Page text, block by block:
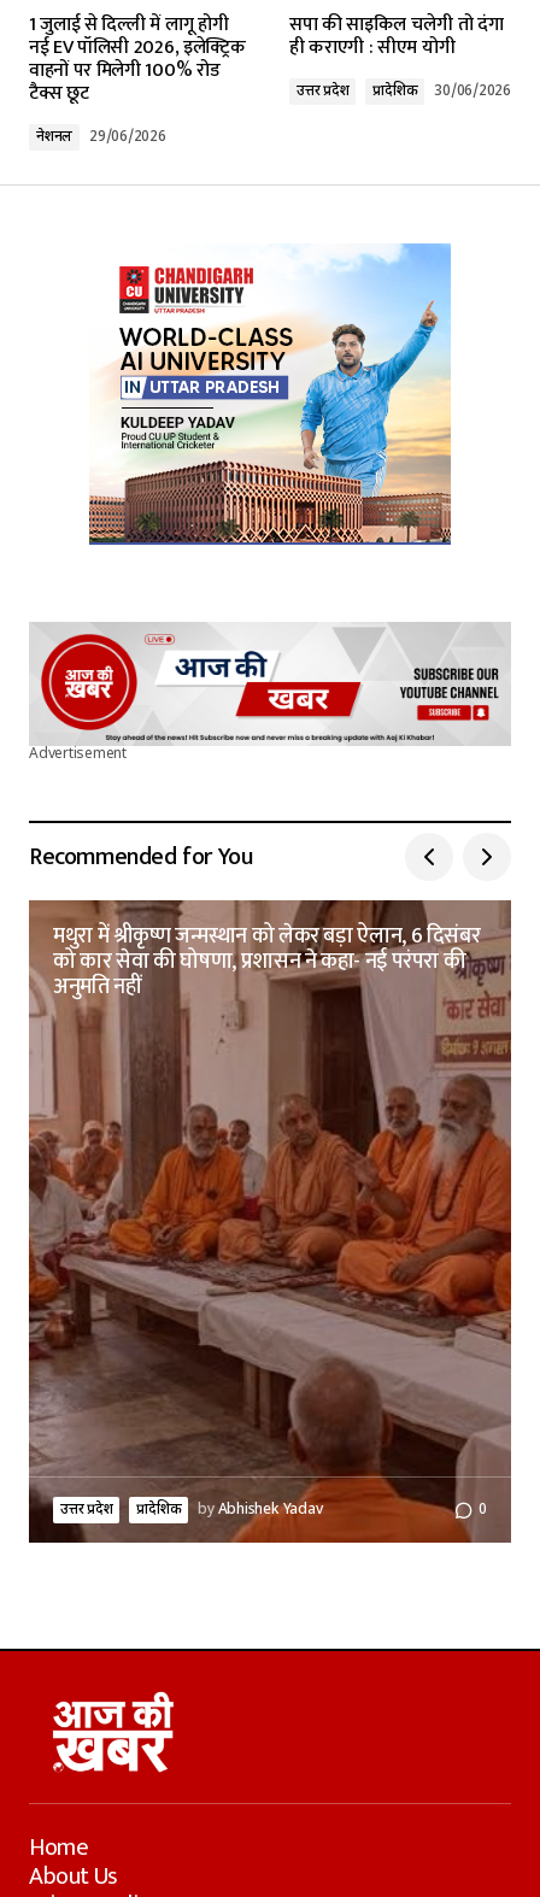
Required fields are marked*
Comment
Your E-mail*
Submit Comment
1 जुलाई से दिल्ली में लागू होगी
नई EV पॉलिसी 2026, इलेक्ट्रिक
वाहनों पर मिलेगी 100% रोड
टैक्स छूट
नेशनल 29/06/2026
सपा की साइकिल चलेगी तो दंगा
ही कराएगी : सीएम योगी
उत्तर प्रदेश प्रादेशिक 30/06/2026
Advertisement
Recommended for You
मथुरा में श्रीकृष्ण जन्मस्थान को लेकर बड़ा ऐलान, 6 दिसंबर
को कार सेवा की घोषणा, प्रशासन ने कहा- नई परंपरा की
अनुमति नहीं
उत्तर प्रदेश प्रादेशिक byAbhishek Yadav 0
Home
About Us